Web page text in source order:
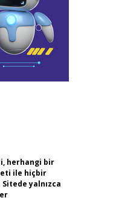
herhangi bir
ile hiçbir
yalnızca